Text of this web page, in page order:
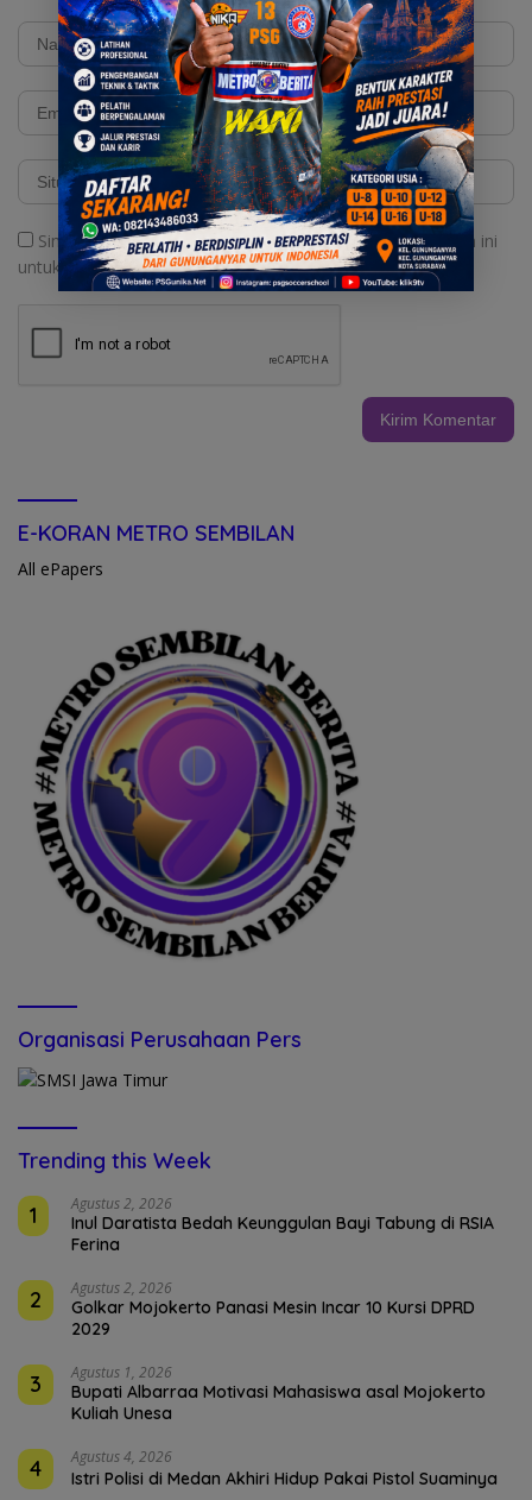
Simpan nama, email, dan situs web saya pada peramban ini
untuk komentar saya berikutnya.
E-KORAN METRO SEMBILAN
All ePapers
Organisasi Perusahaan Pers
Trending this Week
1
Agustus 2, 2026
Inul Daratista Bedah Keunggulan Bayi Tabung di RSIA
Ferina
2 Agustus 2, 2026
Golkar Mojokerto Panasi Mesin Incar 10 Kursi DPRD
2029
3 Agustus 1, 2026
Bupati Albarraa Motivasi Mahasiswa asal Mojokerto
Kuliah Unesa
4 Agustus 4, 2026
Istri Polisi di Medan Akhiri Hidup Pakai Pistol Suaminya